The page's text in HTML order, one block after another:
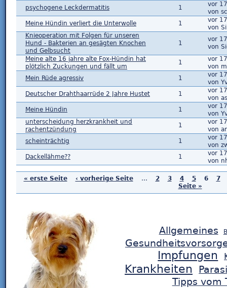
psychogene Leckdermatitis
1
vor
von
Meine Hündin verliert die Unterwolle
1
vor
von
Knieoperation mit Folgen für unseren
Hund - Bakterien an gesägten Knochen
und Gelbsucht
1
vor
von
Meine alte 16 jahre alte Fox-Hündin hat
plötzlich Zuckungen und fällt um
1
vor
von
Mein Rüde agressiv
1
vor
von
Deutscher Drahthaarrüde 2 Jahre Hustet
1
vor
von
Meine Hündin
1
vor
von
unterscheidung herzkrankheit und
rachentzündung
1
vor
von
scheinträchtig
1
vor
von
Dackellähme??
1
vor
von
« erste Seite ‹ vorherige Seite … 2 3 4 5 6
7
Seite »
Allgemeines
Impfungen
Krankheiten
Tipps vom